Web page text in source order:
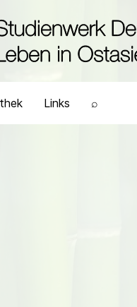
Links ⌕